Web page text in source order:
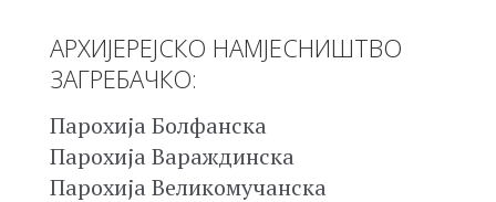
АРХИЈЕРЕЈСКО НАМЈЕСНИШТВО
ЗАГРЕБАЧКО:
Парохија Болфанска
Парохија Вараждинска
Парохија Великомучанска